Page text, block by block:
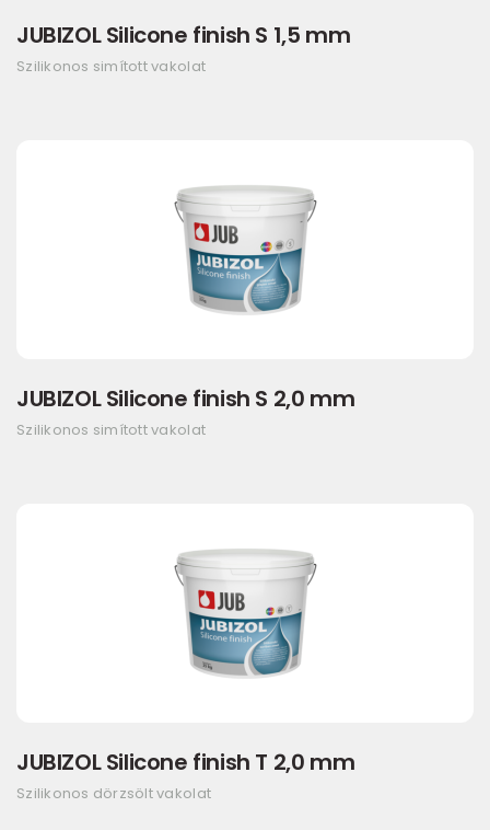
JUBIZOL Silicone finish S 1,5 mm
Szilikonos simított vakolat
JUBIZOL Silicone finish S 2,0 mm
Szilikonos simított vakolat
JUBIZOL Silicone finish T 2,0 mm
Szilikonos dörzsölt vakolat